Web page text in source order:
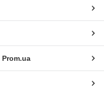
Prom.ua